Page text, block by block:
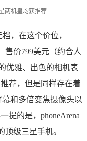
，在这个价位，
售价799美元（约合人
优雅、出色的相机表
荐，但是同样存在着
和多倍变焦摄像头以
提的是，phoneArena
顶级三星手机。